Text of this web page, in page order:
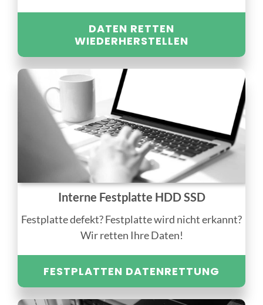
DATEN RETTEN
WIEDERHERSTELLEN
Interne Festplatte HDD SSD
Festplatte defekt? Festplatte wird nicht erkannt?
Wir retten Ihre Daten!
FESTPLATTEN DATENRETTUNG